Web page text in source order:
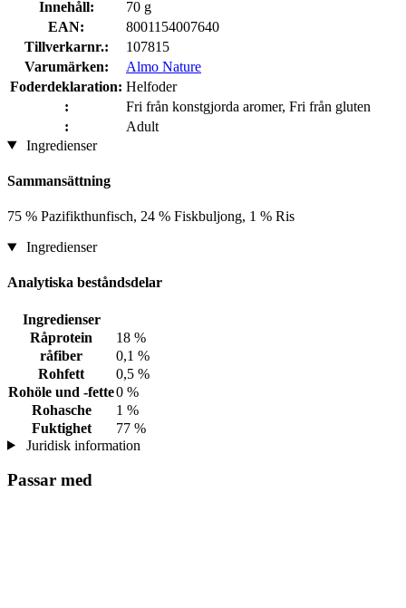
Innehåll:
70 g
EAN:
8001154007640
Tillverkarnr.:
107815
Varumärken:
Almo Nature
Foderdeklaration: Helfoder
:
Fri från konstgjorda aromer, Fri från gluten
:
Adult
Ingredienser
Sammansättning
75 % Pazifikthunfisch, 24 % Fiskbuljong, 1 % Ris
Ingredienser
Analytiska beståndsdelar
Ingredienser
Råprotein
18 %
råfiber
0,1 %
Rohfett
0,5 %
Rohöle und -fette0 %
Rohasche
1 %
Fuktighet
77 %
Juridisk information
Passar med